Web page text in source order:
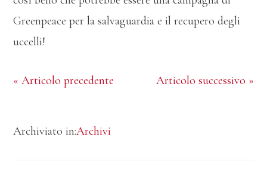
Greenpeace per la salvaguardia e il recupero degli
uccelli!
« Articolo precedente Articolo successivo »
Archiviato in:Archivi